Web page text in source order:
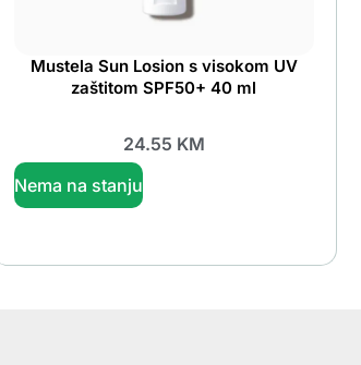
Mustela Sun Losion s visokom UV
zaštitom SPF50+ 40 ml
24.55 KM
Nema na stanju